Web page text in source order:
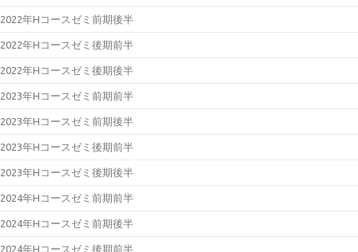
2022年Hコースゼミ前期後半
2022年Hコースゼミ後期前半
2022年Hコースゼミ後期後半
2023年Hコースゼミ前期前半
2023年Hコースゼミ前期後半
2023年Hコースゼミ後期前半
2023年Hコースゼミ後期後半
2024年Hコースゼミ前期前半
2024年Hコースゼミ前期後半
2024年Hコースゼミ後期前半